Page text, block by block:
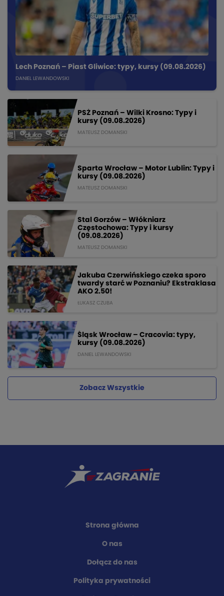
Lech Poznań – Piast Gliwice: typy, kursy (09.08.2026)
DANIEL LEWANDOWSKI
PSŻ Poznań – Wilki Krosno: Typy i
kursy (09.08.2026)
MATEUSZ DOMANSKI
Sparta Wrocław – Motor Lublin: Typy i
kursy (09.08.2026)
MATEUSZ DOMANSKI
Stal Gorzów – Włókniarz
Częstochowa: Typy i kursy
(09.08.2026)
MATEUSZ DOMANSKI
Jakuba Czerwińskiego czeka sporo
twardy starć w Poznaniu? Ekstraklasa
AKO 2.50!
ŁUKASZ CZUBA
Śląsk Wrocław – Cracovia: typy,
kursy (09.08.2026)
DANIEL LEWANDOWSKI
Zobacz Wszystkie
Strona główna
O nas
Dołącz do nas
Polityka prywatności